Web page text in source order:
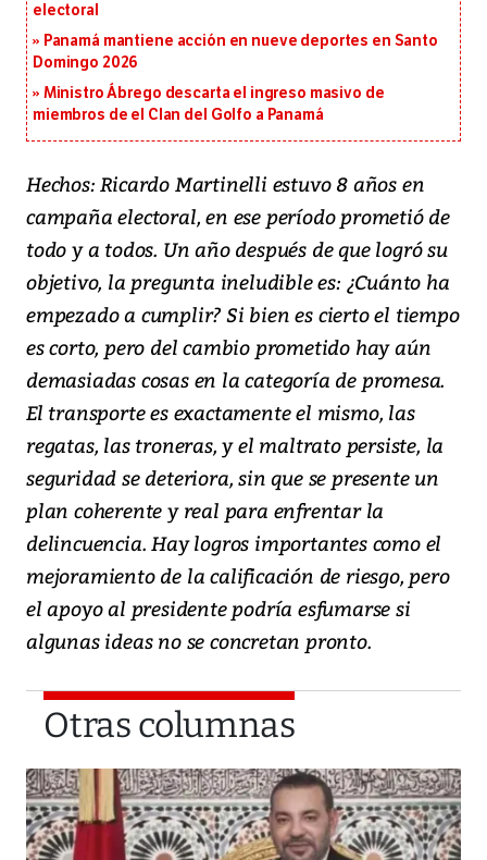
electoral
Panamá mantiene acción en nueve deportes en Santo
Domingo 2026
Ministro Ábrego descarta el ingreso masivo de
miembros de el Clan del Golfo a Panamá
Hechos: Ricardo Martinelli estuvo 8 años en
campaña electoral, en ese período prometió de
todo y a todos. Un año después de que logró su
objetivo, la pregunta ineludible es: ¿Cuánto ha
empezado a cumplir? Si bien es cierto el tiempo
es corto, pero del cambio prometido hay aún
demasiadas cosas en la categoría de promesa.
El transporte es exactamente el mismo, las
regatas, las troneras, y el maltrato persiste, la
seguridad se deteriora, sin que se presente un
plan coherente y real para enfrentar la
delincuencia. Hay logros importantes como el
mejoramiento de la calificación de riesgo, pero
el apoyo al presidente podría esfumarse si
algunas ideas no se concretan pronto.
Otras columnas